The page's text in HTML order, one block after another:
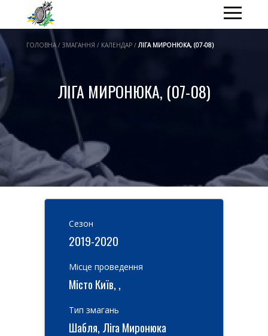
ГОЛОВНА / ЗМАГАННЯ / КАЛЕНДАР /ЛІГА МИРОНЮКА, (07-08)
ЛІГА МИРОНЮКА, (07-08)
Cезон
2019-2020
Місце проведення
Місто Київ, ,
Тип змагань
Шабля, Ліга Миронюка